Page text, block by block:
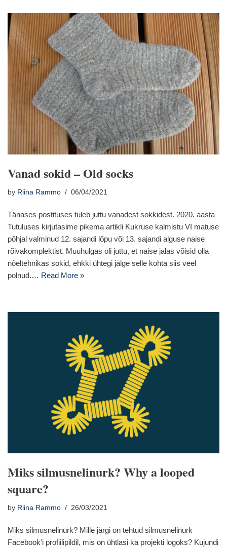
Vanad sokid – Old socks
by Riina Rammo 06/04/2021
Tänases postituses tuleb juttu vanadest sokkidest. 2020. aasta
Tutuluses kirjutasime pikema artikli Kukruse kalmistu VI matuse
põhjal valminud 12. sajandi lõpu või 13. sajandi alguse naise
rõivakomplektist. Muuhulgas oli juttu, et naise jalas võisid olla
nõeltehnikas sokid, ehkki ühtegi jälge selle kohta siis veel
polnud.… Read More »
Miks silmusnelinurk? Why a looped
square?
by Riina Rammo 26/03/2021
Miks silmusnelinurk? Mille järgi on tehtud silmusnelinurk
Facebook’i profiilipildil, mis on ühtlasi ka projekti logoks? Kujundi